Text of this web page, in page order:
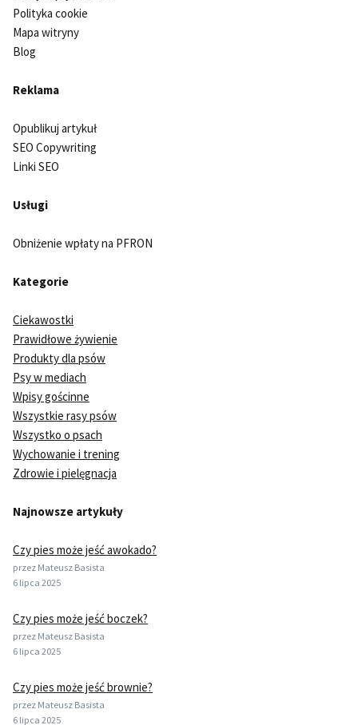
Polityka cookie
Mapa witryny
Blog
Reklama
Opublikuj artykuł
SEO Copywriting
Linki SEO
Usługi
Obniżenie wpłaty na PFRON
Kategorie
Ciekawostki
Prawidłowe żywienie
Produkty dla psów
Psy w mediach
Wpisy gościnne
Wszystkie rasy psów
Wszystko o psach
Wychowanie i trening
Zdrowie i pielęgnacja
Najnowsze artykuły
Czy pies może jeść awokado?
przez Mateusz Basista
6 lipca 2025
Czy pies może jeść boczek?
przez Mateusz Basista
6 lipca 2025
Czy pies może jeść brownie?
przez Mateusz Basista
6 lipca 2025